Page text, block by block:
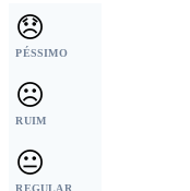
😞
PÉSSIMO
☹️
RUIM
😐
REGULAR